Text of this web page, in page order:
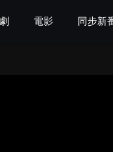
電影 同步新